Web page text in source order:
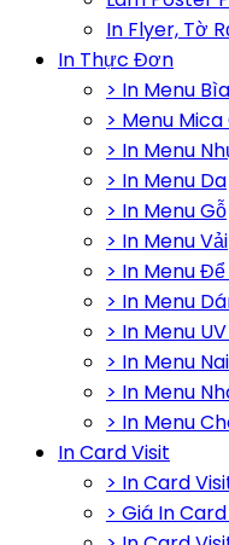
In Flyer, Tờ
In Thực Đơn
> In Menu
> Menu
> In Menu
> In Menu Da
> In Menu Gỗ
> In Menu Vải
> In Menu
> In Menu
> In Menu
> In Menu
> In Menu
> In Menu
In Card Visit
> In Card
> Giá In